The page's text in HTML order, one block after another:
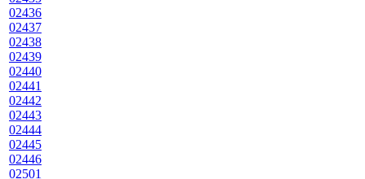
02436
02437
02438
02439
02440
02441
02442
02443
02444
02445
02446
02501